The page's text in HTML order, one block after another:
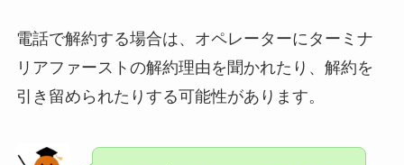
電話で解約する場合は、オペレーターにターミナ
リアファーストの解約理由を聞かれたり、解約を
引き留められたりする可能性があります。